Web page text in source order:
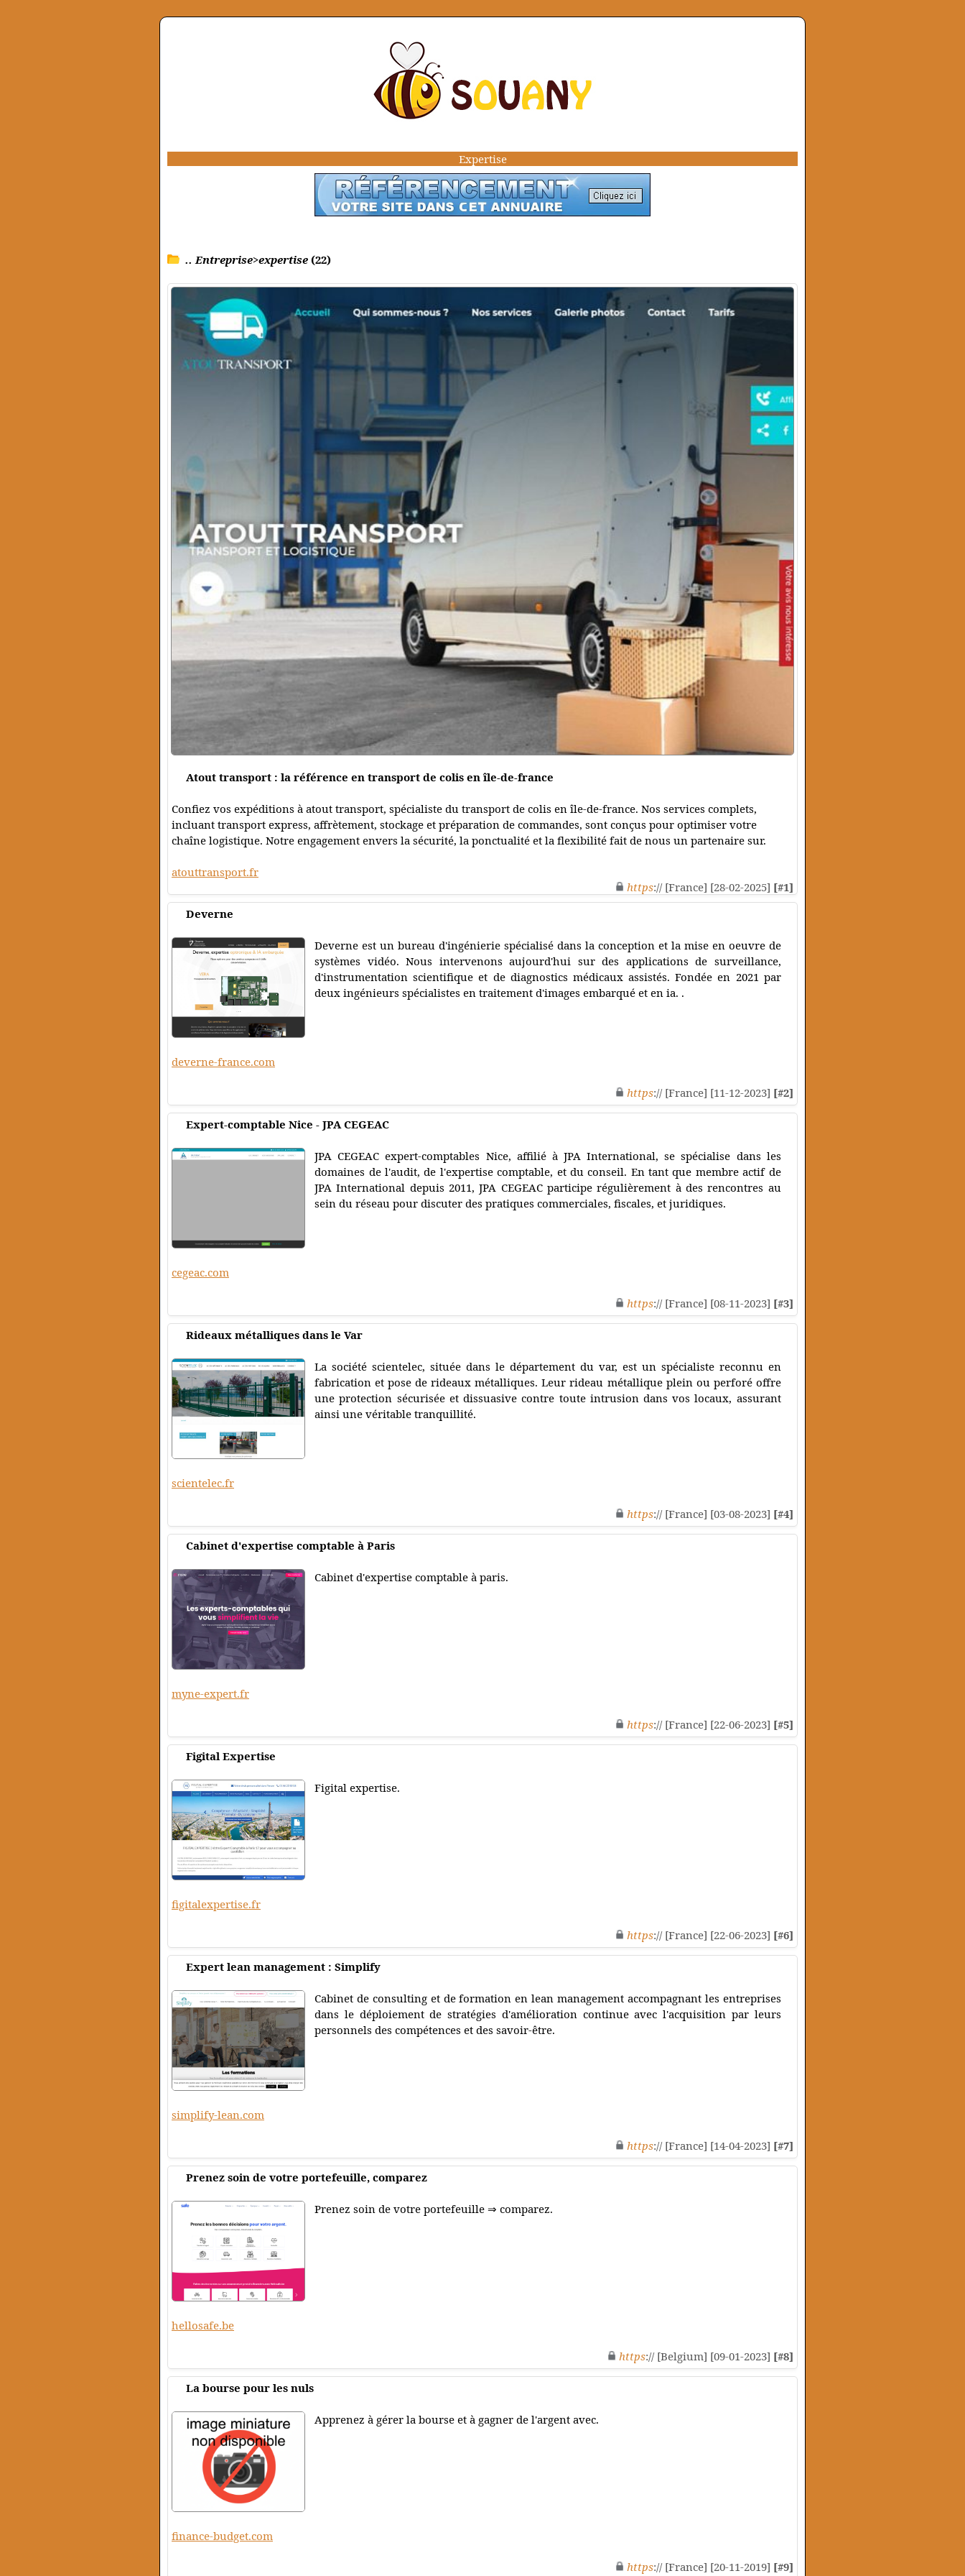
Expertise
.. Entreprise>expertise (22)
Atout transport : la référence en transport de colis en île-de-france
Confiez vos expéditions à atout transport, spécialiste du transport de colis en île-de-france. Nos services complets,
incluant transport express, affrètement, stockage et préparation de commandes, sont conçus pour optimiser votre
chaîne logistique. Notre engagement envers la sécurité, la ponctualité et la flexibilité fait de nous un partenaire sur.
atouttransport.fr
https:// [France] [28-02-2025] [#1]
Deverne
Deverne est un bureau d'ingénierie spécialisé dans la conception et la mise en oeuvre de
systèmes vidéo. Nous intervenons aujourd'hui sur des applications de surveillance,
d'instrumentation scientifique et de diagnostics médicaux assistés. Fondée en 2021 par
deux ingénieurs spécialistes en traitement d'images embarqué et en ia. ​.
deverne-france.com
https:// [France] [11-12-2023] [#2]
Expert-comptable Nice - JPA CEGEAC
JPA CEGEAC expert-comptables Nice, affilié à JPA International, se spécialise dans les
domaines de l'audit, de l'expertise comptable, et du conseil. En tant que membre actif de
JPA International depuis 2011, JPA CEGEAC participe régulièrement à des rencontres au
sein du réseau pour discuter des pratiques commerciales, fiscales, et juridiques.
cegeac.com
https:// [France] [08-11-2023] [#3]
Rideaux métalliques dans le Var
La société scientelec, située dans le département du var, est un spécialiste reconnu en
fabrication et pose de rideaux métalliques. Leur rideau métallique plein ou perforé offre
une protection sécurisée et dissuasive contre toute intrusion dans vos locaux, assurant
ainsi une véritable tranquillité.
scientelec.fr
https:// [France] [03-08-2023] [#4]
Cabinet d'expertise comptable à Paris
Cabinet d'expertise comptable à paris.
myne-expert.fr
https:// [France] [22-06-2023] [#5]
Figital Expertise
Figital expertise.
figitalexpertise.fr
https:// [France] [22-06-2023] [#6]
Expert lean management : Simplify
Cabinet de consulting et de formation en lean management accompagnant les entreprises
dans le déploiement de stratégies d'amélioration continue avec l'acquisition par leurs
personnels des compétences et des savoir-être.
simplify-lean.com
https:// [France] [14-04-2023] [#7]
Prenez soin de votre portefeuille, comparez
Prenez soin de votre portefeuille ⇒ comparez.
hellosafe.be
https:// [Belgium] [09-01-2023] [#8]
La bourse pour les nuls
Apprenez à gérer la bourse et à gagner de l'argent avec.
finance-budget.com
https:// [France] [20-11-2019] [#9]